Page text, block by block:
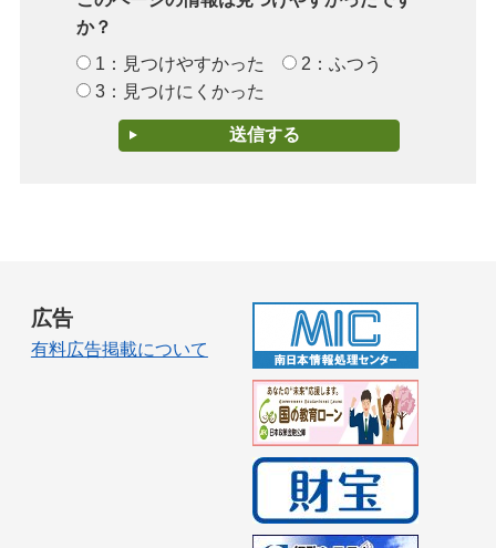
か？
1：見つけやすかった
2：ふつう
3：見つけにくかった
広告
有料広告掲載について